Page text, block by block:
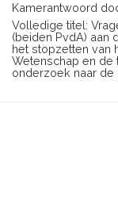
Kamerantwoord
Volledige titel:
(beiden PvdA) aan
het stopzetten van
Wetenschap en de
onderzoek naar de